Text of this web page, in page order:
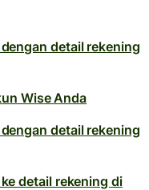
detail rekening
Wise Anda
detail rekening
detail rekening di